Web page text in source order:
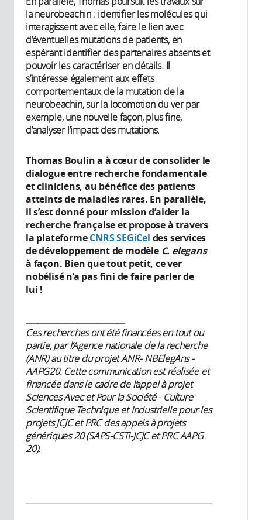
la neurobeachin : identifier les molécules qui
interagissent avec elle, faire le lien avec
d’éventuelles mutations de patients, en
espérant identifier des partenaires absents et
pouvoir les caractériser en détails. Il
s’intéresse également aux effets
comportementaux de la mutation de la
neurobeachin, sur la locomotion du ver par
exemple, une nouvelle façon, plus fine,
d’analyser l’impact des mutations.
Thomas Boulin a à cœur de consolider le
dialogue entre recherche fondamentale
et cliniciens, au bénéfice des patients
atteints de maladies rares. En parallèle,
il s’est donné pour mission d’aider la
recherche française et propose à travers
la plateformeCNRS SEGiCel des services
de développement de modèle C. elegans
à façon. Bien que tout petit, ce ver
nobélisé n’a pas fini de faire parler de
lui !
Ces recherches ont été financées en tout ou
partie, par l’Agence nationale de la recherche
(ANR) au titre du projet ANR- NBElegAns -
AAPG20. Cette communication est réalisée et
financée dans le cadre de l’appel à projet
Sciences Avec et Pour la Société - Culture
Scientifique Technique et Industrielle pour les
projets JCJC et PRC des appels à projets
génériques 20 (SAPS-CSTI-JCJC et PRC AAPG
20).